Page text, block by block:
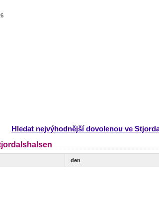
Hledat nejvýhodnější dovolenou ve
den